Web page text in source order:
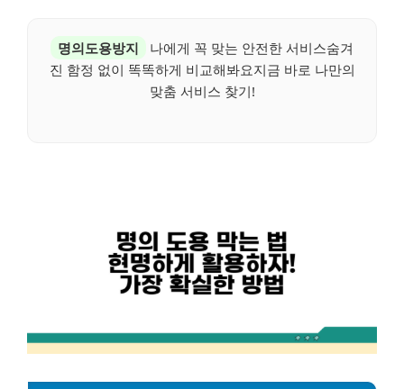
명의도용방지
나에게 꼭 맞는 안전한 서비스숨겨
진 함정 없이 똑똑하게 비교해봐요지금 바로 나만의
맞춤 서비스 찾기!